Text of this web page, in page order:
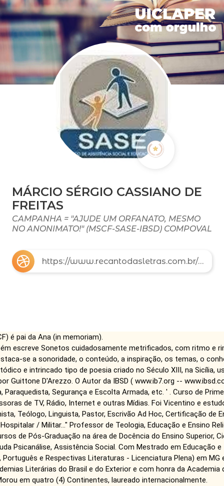
MÁRCIO SÉRGIO CASSIANO DE
FREITAS
CAMPANHA = "AJUDE UM ORFANATO, MESMO
NO ANONIMATO!" (MSCF-SASE-IBSD) COMPOVAL
https://www.recantodasletras.com.br/autores/marciofreitas
é pai da Ana (in memoriam).
escreve Sonetos cuidadosamente metrificados, com ritmo e
se a sonoridade, o conteúdo, a inspiração, os temas, o
e intrincado tipo de poesia criado no Século XIII, na Sicília,
Guittone D'Arezzo. O Autor da IBSD ( www.ib7.org --
Paraquedista, Segurança e Escolta Armada, etc. ' . Curso de
de TV, Rádio, Internet e outras Mídias. Foi Vicentino e
Teólogo, Linguista, Pastor, Escrivão Ad Hoc, Certificação de
/ Militar..." Professor de Teologia, Educação e Ensino
de Pós-Graduação na área de Docência do Ensino Superior,
Psicanálise, Assistência Social. Com Mestrado em Educação e
e Respectivas Literaturas - Licenciatura Plena) em MG
Literárias do Brasil e do Exterior e com honra da
em quatro (4) Continentes, laureado internacionalmente.